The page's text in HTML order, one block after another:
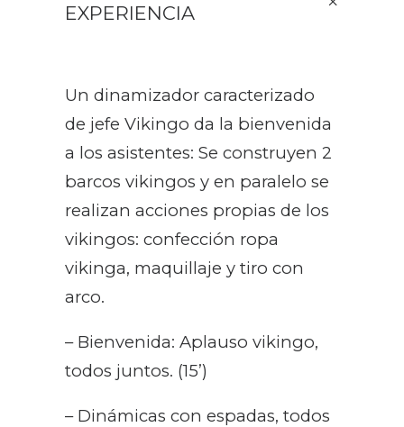
EXPERIENCIA
Un dinamizador caracterizado
de jefe Vikingo da la bienvenida
a los asistentes: Se construyen 2
barcos vikingos y en paralelo se
realizan acciones propias de los
vikingos: confección ropa
vikinga, maquillaje y tiro con
arco.
– Bienvenida: Aplauso vikingo,
todos juntos. (15’)
– Dinámicas con espadas, todos